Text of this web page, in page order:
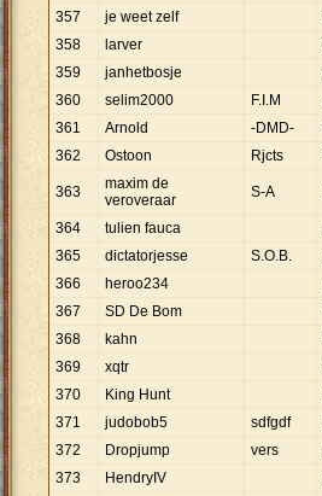
357
je weet zelf
358
larver
359
janhetbosje
360
selim2000 F.I.M
361
Arnold -DMD-
362
Ostoon Rjcts
363
maxim de
veroveraar
S-A
364 tulien fauca
365
dictatorjesse S.O.B.
366
heroo234
367
SD De Bom
368
kahn
369
xqtr
370
King Hunt
371
judobob5 sdfgdf
372
Dropjump vers
373
HendryIV